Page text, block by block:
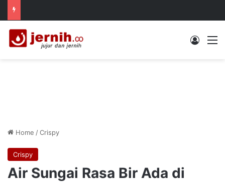
Log In
Home /Crispy
Crispy
Air Sungai Rasa Bir Ada di